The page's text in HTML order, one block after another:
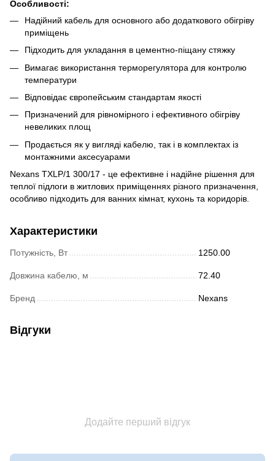
Особливості:
Надійний кабель для основного або додаткового обігріву
приміщень
Підходить для укладання в цементно-піщану стяжку
Вимагає використання терморегулятора для контролю
температури
Відповідає європейським стандартам якості
Призначений для рівномірного і ефективного обігріву
невеликих площ
Продається як у вигляді кабелю, так і в комплектах із
монтажними аксесуарами
Nexans TXLP/1 300/17 - це ефективне і надійне рішення для
теплої підлоги в житлових приміщеннях різного призначення,
особливо підходить для ванних кімнат, кухонь та коридорів.
Характеристики
Потужність, Вт 1250.00
Довжина кабелю, м 72.40
Бренд Nexans
Відгуки
Додайте перший відгук